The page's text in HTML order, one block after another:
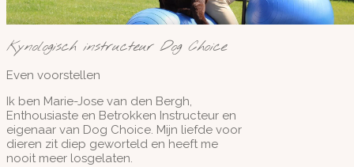
Kynologisch instructeur Dog Choice
Even voorstellen
Ik ben Marie-Jose van den Bergh,
Enthousiaste en Betrokken Instructeur en
eigenaar van Dog Choice. Mijn liefde voor
dieren zit diep geworteld en heeft me
nooit meer losgelaten.